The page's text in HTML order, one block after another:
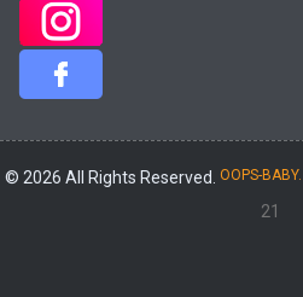
© 2026 All Rights Reserved. OOPS-BABY.
21